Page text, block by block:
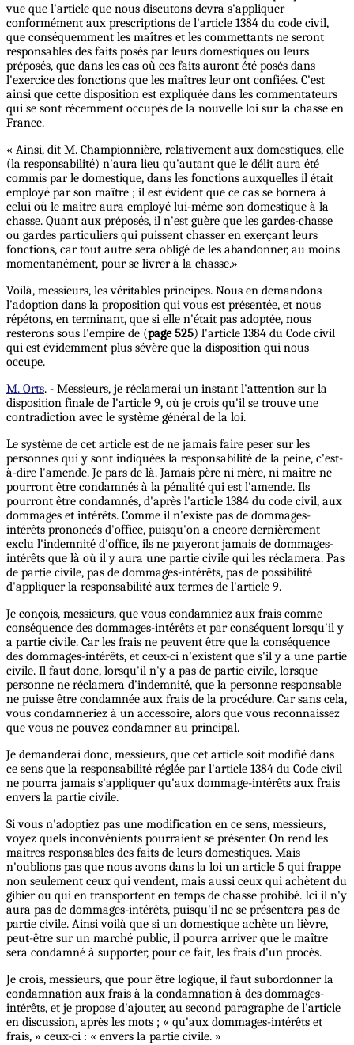
vue que l'article que nous discutons devra s'appliquer
conformément aux prescriptions de l'article 1384 du code civil,
que conséquemment les maîtres et les commettants ne seront
responsables des faits posés par leurs domestiques ou leurs
préposés, que dans les cas où ces faits auront été posés dans
l'exercice des fonctions que les maîtres leur ont confiées. C'est
ainsi que cette disposition est expliquée dans les commentateurs
qui se sont récemment occupés de la nouvelle loi sur la chasse en
France.
« Ainsi, dit M. Championnière, relativement aux domestiques, elle
(la responsabilité) n'aura lieu qu'autant que le délit aura été
commis par le domestique, dans les fonctions auxquelles il était
employé par son maître ; il est évident que ce cas se bornera à
celui où le maître aura employé lui-même son domestique à la
chasse. Quant aux préposés, il n'est guère que les gardes-chasse
ou gardes particuliers qui puissent chasser en exerçant leurs
fonctions, car tout autre sera obligé de les abandonner, au moins
momentanément, pour se livrer à la chasse.»
Voilà, messieurs, les véritables principes. Nous en demandons
l'adoption dans la proposition qui vous est présentée, et nous
répétons, en terminant, que si elle n'était pas adoptée, nous
resterons sous l'empire de (page 525) l'article 1384 du Code civil
qui est évidemment plus sévère que la disposition qui nous
occupe.
M. Orts. - Messieurs, je réclamerai un instant l'attention sur la
disposition finale de l'article 9, où je crois qu'il se trouve une
contradiction avec le système général de la loi.
Le système de cet article est de ne jamais faire peser sur les
personnes qui y sont indiquées la responsabilité de la peine, c'est-
à-dire l'amende. Je pars de là. Jamais père ni mère, ni maître ne
pourront être condamnés à la pénalité qui est l'amende. Ils
pourront être condamnés, d'après l'article 1384 du code civil, aux
dommages et intérêts. Comme il n'existe pas de dommages-
intérêts prononcés d'office, puisqu'on a encore dernièrement
exclu l'indemnité d'office, ils ne payeront jamais de dommages-
intérêts que là où il y aura une partie civile qui les réclamera. Pas
de partie civile, pas de dommages-intérêts, pas de possibilité
d'appliquer la responsabilité aux termes de l'article 9.
Je conçois, messieurs, que vous condamniez aux frais comme
conséquence des dommages-intérêts et par conséquent lorsqu'il y
a partie civile. Car les frais ne peuvent être que la conséquence
des dommages-intérêts, et ceux-ci n'existent que s'il y a une partie
civile. Il faut donc, lorsqu'il n'y a pas de partie civile, lorsque
personne ne réclamera d'indemnité, que la personne responsable
ne puisse être condamnée aux frais de la procédure. Car sans cela,
vous condamneriez à un accessoire, alors que vous reconnaissez
que vous ne pouvez condamner au principal.
Je demanderai donc, messieurs, que cet article soit modifié dans
ce sens que la responsabilité réglée par l'article 1384 du Code civil
ne pourra jamais s'appliquer qu'aux dommage-intérêts aux frais
envers la partie civile.
Si vous n'adoptiez pas une modification en ce sens, messieurs,
voyez quels inconvénients pourraient se présenter. On rend les
maîtres responsables des faits de leurs domestiques. Mais
n'oublions pas que nous avons dans la loi un article 5 qui frappe
non seulement ceux qui vendent, mais aussi ceux qui achètent du
gibier ou qui en transportent en temps de chasse prohibé. Ici il n'y
aura pas de dommages-intérêts, puisqu'il ne se présentera pas de
partie civile. Ainsi voilà que si un domestique achète un lièvre,
peut-être sur un marché public, il pourra arriver que le maître
sera condamné à supporter, pour ce fait, les frais d'un procès.
Je crois, messieurs, que pour être logique, il faut subordonner la
condamnation aux frais à la condamnation à des dommages-
intérêts, et je propose d'ajouter, au second paragraphe de l'article
en discussion, après les mots ; « qu'aux dommages-intérêts et
frais, » ceux-ci : « envers la partie civile. »